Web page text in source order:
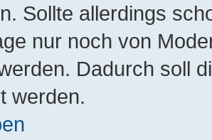
Sollte allerdings
nur noch von
Dadurch soll
werden.